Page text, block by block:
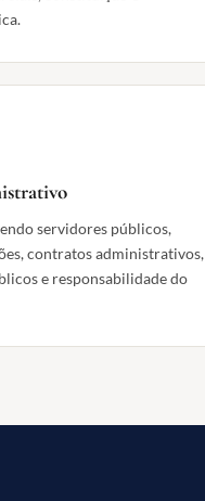
servidores públicos,
contratos administrativos,
e responsabilidade do